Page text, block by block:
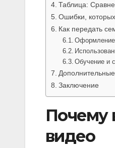
Таблица:
Ошибки, которых
Как передать
Оформление
Обучение и
Заключение
Почему
видео